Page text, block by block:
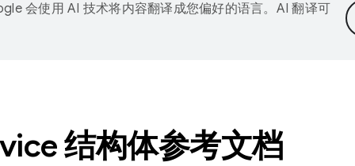
会使用 AI 技术将内容翻译成您偏好的语言。AI 翻译可
结构体参考文档